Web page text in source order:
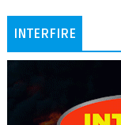
INTERFIRE